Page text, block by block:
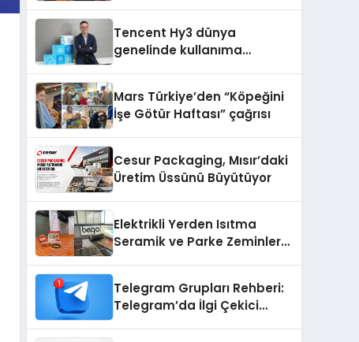
Tencent Hy3 dünya
genelinde kullanıma
Mars Türkiye’den “Köpeğini
İşe Götür Haftası” çağrısı
Cesur Packaging, Mısır’daki
Üretim Üssünü Büyütüyor
Elektrikli Yerden Isıtma
Seramik ve Parke Zeminler
Telegram Grupları Rehberi:
Telegram’da İlgi Çekici